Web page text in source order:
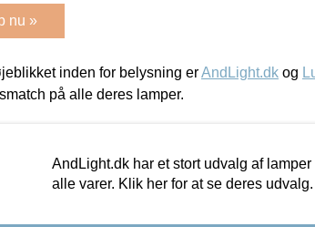
nu »
inden for belysning erAndLight.dk og
på alle deres lamper.
AndLight.dk har et stort udvalg af
alle varer. Klik her for at se deres udvalg.